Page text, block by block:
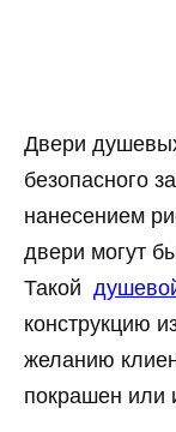
Двери
безопасного
нанесением
двери могут
Такой
конструкцию
желанию
покрашен или